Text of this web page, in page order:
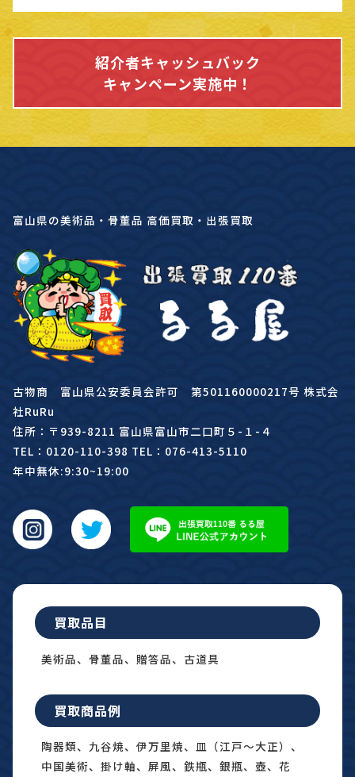
紹介者キャッシュバック
キャンペーン実施中！
富山県の美術品・骨董品 高価買取・出張買取
古物商 富山県公安委員会許可 第501160000217号 株式会
社RuRu
住所：〒939-8211 富山県富山市二口町５-１-４
TEL：0120-110-398 TEL：076-413-5110
年中無休:9:30~19:00
買取品目
美術品、骨董品、贈答品、古道具
買取商品例
陶器類、九谷焼、伊万里焼、皿（江戸〜大正）、
中国美術、掛け軸、屏風、鉄瓶、銀瓶、壺、花